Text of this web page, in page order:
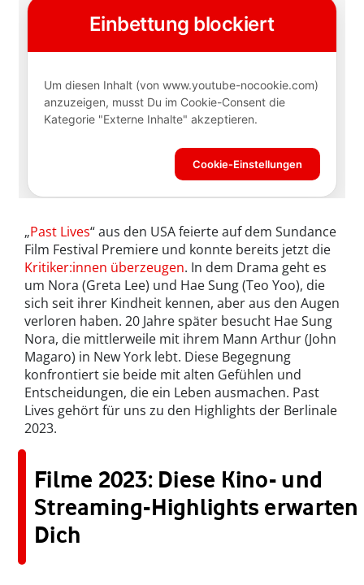
„Past Lives“ aus den USA feierte auf dem Sundance
Film Festival Premiere und konnte bereits jetzt die
Kritiker:innen überzeugen. In dem Drama geht es
um Nora (Greta Lee) und Hae Sung (Teo Yoo), die
sich seit ihrer Kindheit kennen, aber aus den Augen
verloren haben. 20 Jahre später besucht Hae Sung
Nora, die mittlerweile mit ihrem Mann Arthur (John
Magaro) in New York lebt. Diese Begegnung
konfrontiert sie beide mit alten Gefühlen und
Entscheidungen, die ein Leben ausmachen. Past
Lives gehört für uns zu den Highlights der Berlinale
2023.
Filme 2023: Diese Kino- und
Streaming-Highlights erwarten
Dich